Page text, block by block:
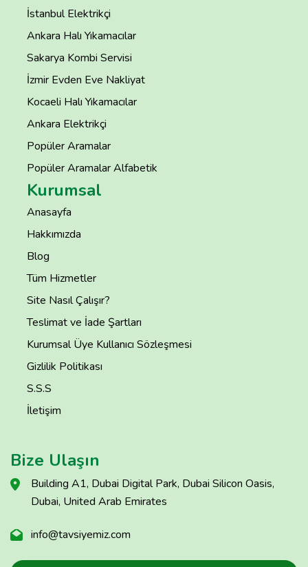
İstanbul Elektrikçi
Ankara Halı Yıkamacılar
Sakarya Kombi Servisi
İzmir Evden Eve Nakliyat
Kocaeli Halı Yıkamacılar
Ankara Elektrikçi
Popüler Aramalar
Popüler Aramalar Alfabetik
Kurumsal
Anasayfa
Hakkımızda
Blog
Tüm Hizmetler
Site Nasıl Çalışır?
Teslimat ve İade Şartları
Kurumsal Üye Kullanıcı Sözleşmesi
Gizlilik Politikası
S.S.S
İletişim
Bize Ulaşın
Building A1, Dubai Digital Park, Dubai Silicon Oasis,
Dubai, United Arab Emirates
info@tavsiyemiz.com